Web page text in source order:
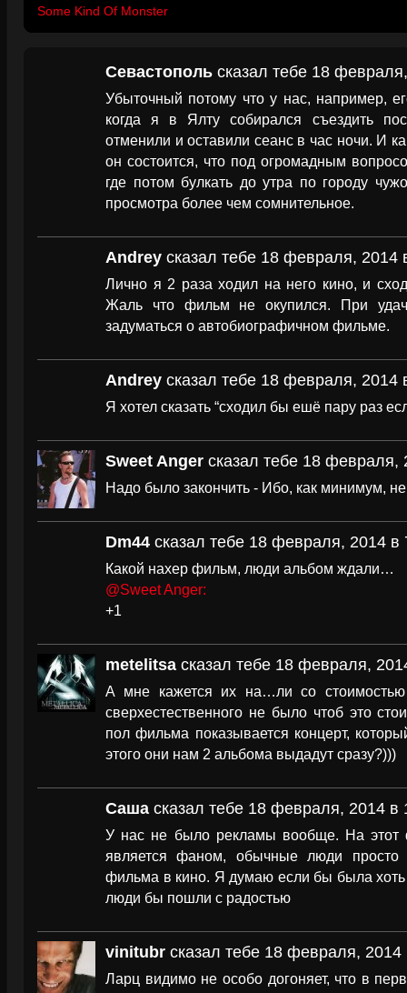
Some Kind Of Monster
Севастополь сказал тебе 18
Убыточный потому что у нас, например,
когда я в Ялту собирался съездить
отменили и оставили сеанс в час ночи. И
он состоится, что под огромадным
где потом булкать до утра по городу
просмотра более чем сомнительное.
Andrey сказал тебе 18 февраля, 2014
Лично я 2 раза ходил на него кино, и
Жаль что фильм не окупился. При
задуматься о автобиографичном фильме.
Andrey сказал тебе 18 февраля, 2014
Я хотел сказать “сходил бы ешё пару раз
Sweet Anger сказал тебе 18 февраля,
Надо было закончить - Ибо, как минимум,
Dm44 сказал тебе 18 февраля, 2014 в
Какой нахер фильм, люди альбом ждали…
@Sweet Anger:
+1
metelitsa сказал тебе 18 февраля,
А мне кажется их на…ли со стоимостью
сверхестественного не было чтоб это
пол фильма показывается концерт,
этого они нам 2 альбома выдадут сразу?)))
Саша сказал тебе 18 февраля, 2014 в
У нас не было рекламы вообще. На этот
является фаном, обычные люди просто
фильма в кино. Я думаю если бы была
люди бы пошли с радостью
vinitubr сказал тебе 18 февраля, 2014
Ларц видимо не особо догоняет, что в